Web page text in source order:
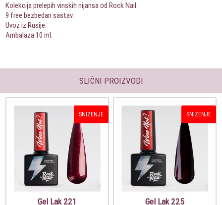
Kolekcija prelepih vinskih nijansa od Rock Nail.
9 free bezbedan sastav.
Uvoz iz Rusije.
Ambalaza 10 ml.
SLIČNI PROIZVODI
SNIZENJE
Gel Lak 221
SNIZENJE
Gel Lak 225